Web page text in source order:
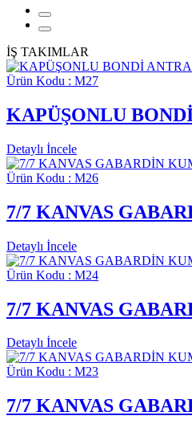
İŞ TAKIMLAR
Ürün Kodu : M27
KAPÜŞONLU
Detaylı İncele
Ürün Kodu : M26
7/7 KANVAS
Detaylı İncele
Ürün Kodu : M24
7/7 KANVAS
Detaylı İncele
Ürün Kodu : M23
7/7 KANVAS